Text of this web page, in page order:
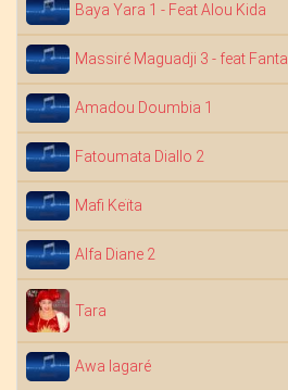
Baya Yara 1 - Feat Alou Kida
Massiré Maguadji 3 - feat Fanta
Amadou Doumbia 1
Fatoumata Diallo 2
Mafi Keïta
Alfa Diane 2
Tara
Awa lagaré